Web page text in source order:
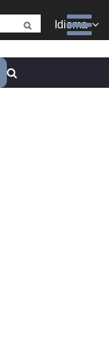
Idioma